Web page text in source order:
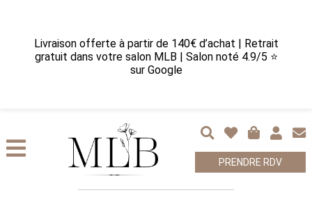
Livraison offerte à partir de 140€ d’achat | Retrait
gratuit dans votre salon MLB | Salon noté 4.9/5 ⭐
sur Google
PRENDRE RDV